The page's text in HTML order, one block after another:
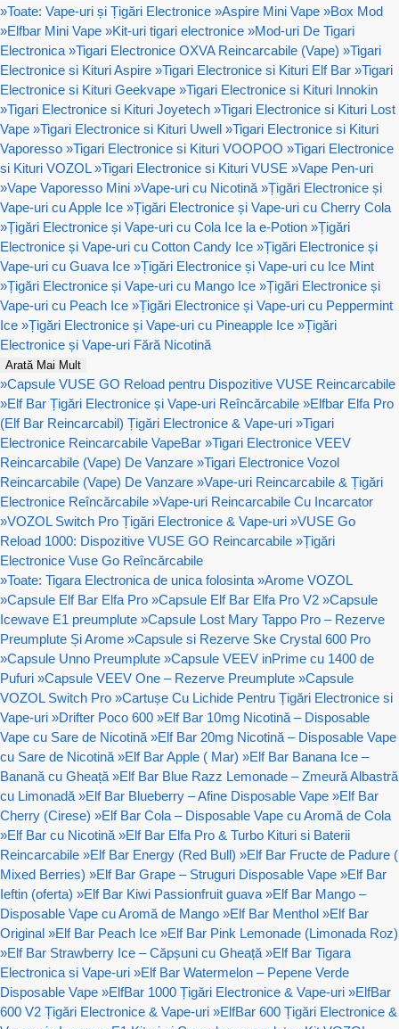
»Toate: Vape-uri și Țigări Electronice »Aspire Mini Vape »Box Mod
»Elfbar Mini Vape »Kit-uri tigari electronice »Mod-uri De Tigari
Electronica »Tigari Electronice OXVA Reincarcabile (Vape) »Tigari
Electronice si Kituri Aspire »Tigari Electronice si Kituri Elf Bar »Tigari
Electronice si Kituri Geekvape »Tigari Electronice si Kituri Innokin
»Tigari Electronice si Kituri Joyetech »Tigari Electronice si Kituri Lost
Vape »Tigari Electronice si Kituri Uwell »Tigari Electronice si Kituri
Vaporesso »Tigari Electronice si Kituri VOOPOO »Tigari Electronice
si Kituri VOZOL »Tigari Electronice si Kituri VUSE »Vape Pen-uri
»Vape Vaporesso Mini »Vape-uri cu Nicotină »Țigări Electronice și
Vape-uri cu Apple Ice »Țigări Electronice și Vape-uri cu Cherry Cola
»Țigări Electronice și Vape-uri cu Cola Ice la e-Potion »Țigări
Electronice și Vape-uri cu Cotton Candy Ice »Țigări Electronice și
Vape-uri cu Guava Ice »Țigări Electronice și Vape-uri cu Ice Mint
»Țigări Electronice și Vape-uri cu Mango Ice »Țigări Electronice și
Vape-uri cu Peach Ice »Țigări Electronice și Vape-uri cu Peppermint
Ice »Țigări Electronice și Vape-uri cu Pineapple Ice »Țigări
Electronice și Vape-uri Fără Nicotină
Arată Mai Mult
»Capsule VUSE GO Reload pentru Dispozitive VUSE Reincarcabile
»Elf Bar Țigări Electronice și Vape-uri Reîncărcabile »Elfbar Elfa Pro
(Elf Bar Reincarcabil) Țigări Electronice & Vape-uri »Tigari
Electronice Reincarcabile VapeBar »Tigari Electronice VEEV
Reincarcabile (Vape) De Vanzare »Tigari Electronice Vozol
Reincarcabile (Vape) De Vanzare »Vape-uri Reincarcabile & Țigări
Electronice Reîncărcabile »Vape-uri Reincarcabile Cu Incarcator
»VOZOL Switch Pro Țigări Electronice & Vape-uri »VUSE Go
Reload 1000: Dispozitive VUSE GO Reincarcabile »Țigări
Electronice Vuse Go Reîncărcabile
»Toate: Tigara Electronica de unica folosinta »Arome VOZOL
»Capsule Elf Bar Elfa Pro »Capsule Elf Bar Elfa Pro V2 »Capsule
Icewave E1 preumplute »Capsule Lost Mary Tappo Pro – Rezerve
Preumplute Și Arome »Capsule si Rezerve Ske Crystal 600 Pro
»Capsule Unno Preumplute »Capsule VEEV inPrime cu 1400 de
Pufuri »Capsule VEEV One – Rezerve Preumplute »Capsule
VOZOL Switch Pro »Cartușe Cu Lichide Pentru Țigări Electronice si
Vape-uri »Drifter Poco 600 »Elf Bar 10mg Nicotină – Disposable
Vape cu Sare de Nicotină »Elf Bar 20mg Nicotină – Disposable Vape
cu Sare de Nicotină »Elf Bar Apple ( Mar) »Elf Bar Banana Ice –
Banană cu Gheață »Elf Bar Blue Razz Lemonade – Zmeură Albastră
cu Limonadă »Elf Bar Blueberry – Afine Disposable Vape »Elf Bar
Cherry (Cirese) »Elf Bar Cola – Disposable Vape cu Aromă de Cola
»Elf Bar cu Nicotină »Elf Bar Elfa Pro & Turbo Kituri si Baterii
Reincarcabile »Elf Bar Energy (Red Bull) »Elf Bar Fructe de Padure (
Mixed Berries) »Elf Bar Grape – Struguri Disposable Vape »Elf Bar
Ieftin (oferta) »Elf Bar Kiwi Passionfruit guava »Elf Bar Mango –
Disposable Vape cu Aromă de Mango »Elf Bar Menthol »Elf Bar
Original »Elf Bar Peach Ice »Elf Bar Pink Lemonade (Limonada Roz)
»Elf Bar Strawberry Ice – Căpșuni cu Gheață »Elf Bar Tigara
Electronica si Vape-uri »Elf Bar Watermelon – Pepene Verde
Disposable Vape »ElfBar 1000 Țigări Electronice & Vape-uri »ElfBar
600 V2 Țigări Electronice & Vape-uri »ElfBar 600 Țigări Electronice &